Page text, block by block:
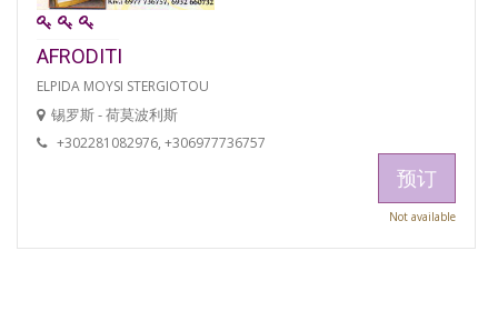
AFRODITI
ELPIDA MOYSI STERGIOTOU
锡罗斯 - 荷莫波利斯
+302281082976, +306977736757
预订
Not available